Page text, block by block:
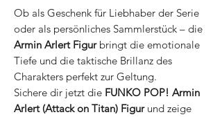
Ob als Geschenk für Liebhaber der Serie
oder als persönliches Sammlerstück – die
Armin Arlert Figurbringt die emotionale
Tiefe und die taktische Brillanz des
Charakters perfekt zur Geltung.
Sichere dir jetzt die FUNKO POP! Armin
Arlert (Attack on Titan) Figurund zeige